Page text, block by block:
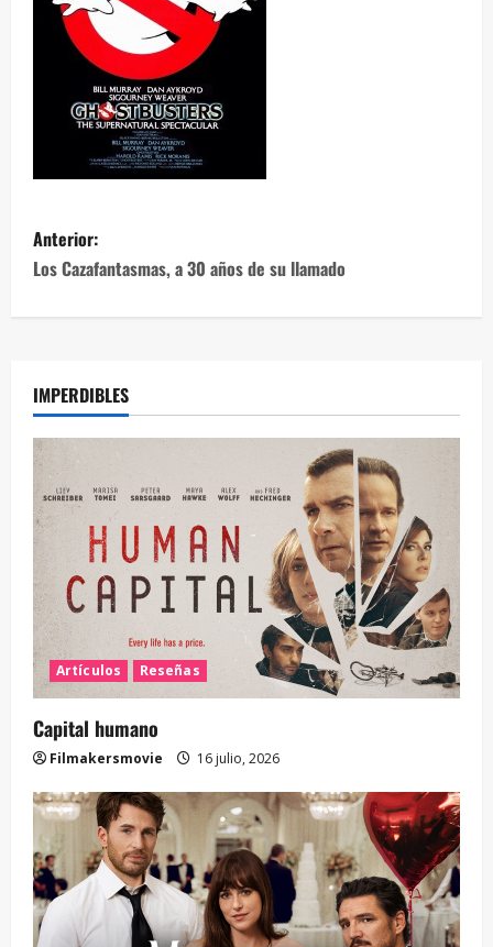
Anterior:
Los Cazafantasmas, a 30 años de su llamado
IMPERDIBLES
Artículos Reseñas
Capital humano
Filmakersmovie 16 julio, 2026